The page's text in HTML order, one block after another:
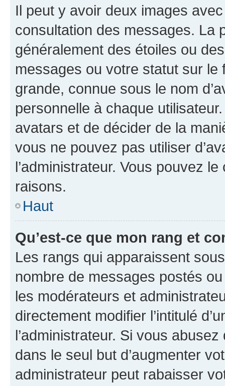
Il peut y avoir deux images
consultation des messages. La
généralement des étoiles ou
messages ou votre statut sur
grande, connue sous le nom
personnelle à chaque utilisateur.
avatars et de décider de la
vous ne pouvez pas utiliser
l’administrateur. Vous pouvez
raisons.
Haut
Qu’est-ce que mon rang et
Les rangs qui apparaissent
nombre de messages postés
les modérateurs et
directement modifier l’intitulé
l’administrateur. Si vous
dans le seul but d’augmenter
administrateur peut rabaisser